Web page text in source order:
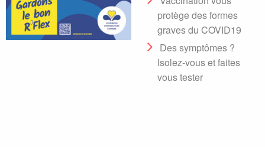
protège des formes
graves du COVID19
Des symptômes ?
Isolez-vous et faites
vous tester